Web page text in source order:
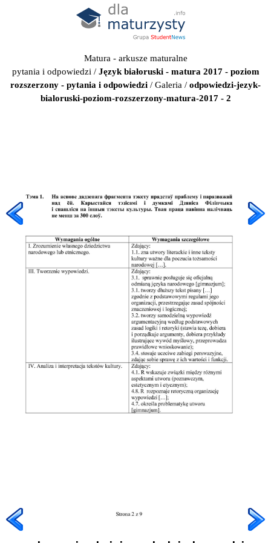
Matura - arkusze maturalne
pytania i odpowiedzi / Język białoruski - matura 2017 - poziom
rozszerzony - pytania i odpowiedzi / Galeria / odpowiedzi-jezyk-
bialoruski-poziom-rozszerzony-matura-2017 - 2